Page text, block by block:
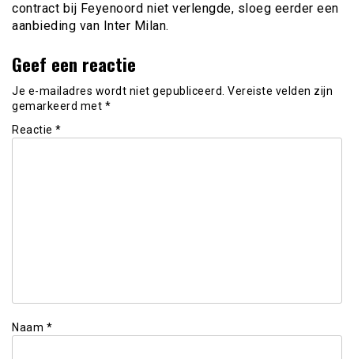
contract bij Feyenoord niet verlengde, sloeg eerder een
aanbieding van Inter Milan.
Geef een reactie
Je e-mailadres wordt niet gepubliceerd. Vereiste velden zijn
gemarkeerd met *
Reactie *
Naam *